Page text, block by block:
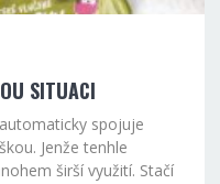
SITUACI
spojuje
Jenže tenhle
širší využití. Stačí